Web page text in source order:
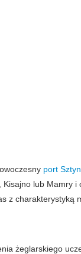
port
lub Mamry
z charakterystyką
żeglarskiego